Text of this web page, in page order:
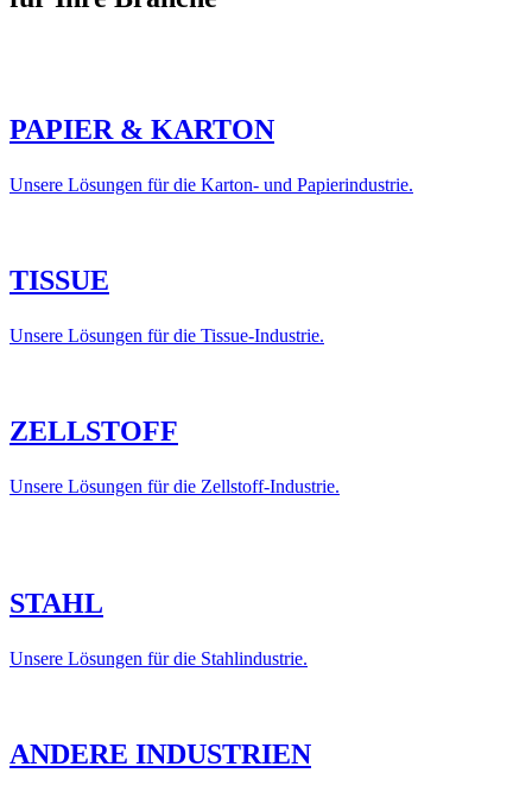
PAPIER & KARTON
Unsere Lösungen für die Karton- und Papierindustrie.
TISSUE
Unsere Lösungen für die Tissue-Industrie.
ZELLSTOFF
Unsere Lösungen für die Zellstoff-Industrie.
STAHL
Unsere Lösungen für die Stahlindustrie.
ANDERE INDUSTRIEN